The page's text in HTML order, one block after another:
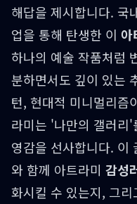
해답을 제시합니다. 국
업을 통해 탄생한 이 아
하나의 예술 작품처럼
분하면서도 깊이 있는
턴, 현대적 미니멀리즘
라미는 '나만의 갤러리'
영감을 선사합니다. 이
와 함께 아트라미 감성
화시킬 수 있는지, 그